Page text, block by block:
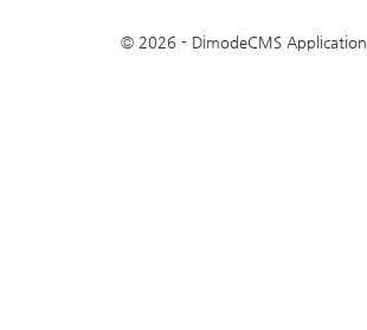
© 2026 - DimodeCMS Application